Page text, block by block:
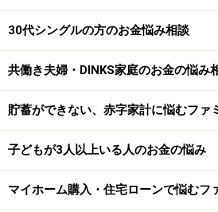
相談者「そらねこ」さんの家計収支
■家計収支データ補足
（1）ボーナスの使い道
夏で1万円、冬で2万円ほど赤字補
っている感じです。残りは貯蓄。
（2）住居費について
ローンは完済。2万7800円の住
30代シングルの方のお金悩み相談
共働き夫婦・DINKS家庭のお金の悩み
貯蓄ができない、赤字家計に悩むファ
子どもが3人以上いる人のお金の悩み
マイホーム購入・住宅ローンで悩むフ